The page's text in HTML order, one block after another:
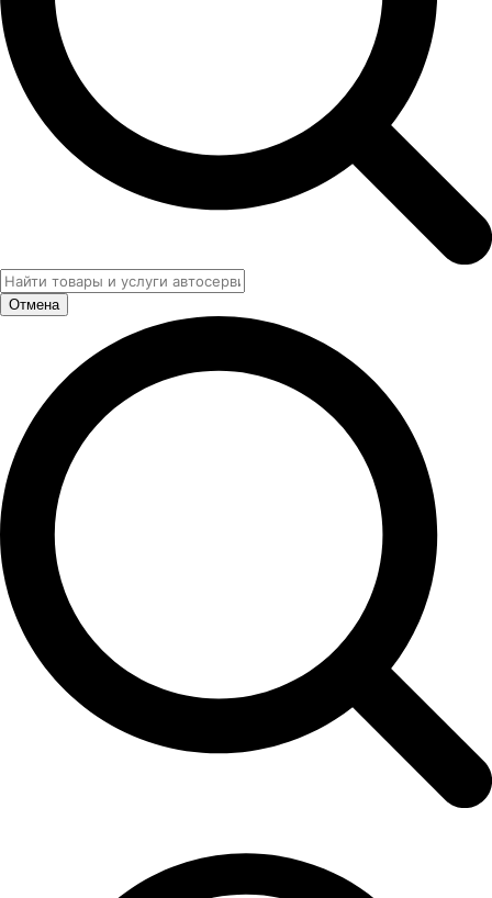
Отмена